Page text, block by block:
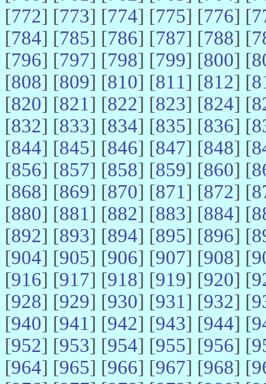
[772] [773] [774] [775] [776] [
[784] [785] [786] [787] [788] [
[796] [797] [798] [799] [800] [
[808] [809] [810] [811] [812] [
[820] [821] [822] [823] [824] [
[832] [833] [834] [835] [836] [
[844] [845] [846] [847] [848] [
[856] [857] [858] [859] [860] [
[868] [869] [870] [871] [872] [
[880] [881] [882] [883] [884] [
[892] [893] [894] [895] [896] [
[904] [905] [906] [907] [908] [
[916] [917] [918] [919] [920] [
[928] [929] [930] [931] [932] [
[940] [941] [942] [943] [944] [
[952] [953] [954] [955] [956] [
[964] [965] [966] [967] [968] [